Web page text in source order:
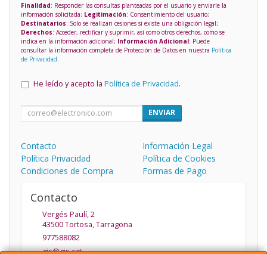
Finalidad: Responder las consultas planteadas por el usuario y enviarle la
información solicitada; Legitimación: Consentimiento del usuario;
Destinatarios: Solo se realizan cesiones si existe una obligación legal;
Derechos: Acceder, rectificar y suprimir, así como otros derechos, como se
indica en la información adicional; Información Adicional: Puede
consultar la información completa de Protección de Datos en nuestra Política
de Privacidad
He leído y acepto la Política de Privacidad.
ENVIAR
Contacto
Información Legal
Política Privacidad
Política de Cookies
Condiciones de Compra
Formas de Pago
Contacto
Vergés Paulí, 2
43500Tortosa,Tarragona
977588082
gis@gis.cat